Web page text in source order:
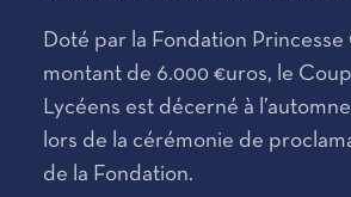
Doté par la Fondation Princesse
montant de 6.000 €uros, le
Lycéens est décerné à
lors de la cérémonie de
de la Fondation.